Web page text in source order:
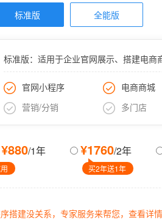
标准版 全能版
标准版：适用于企业官网展示、搭建电商
官网小程序
电商商城
营销/分销
多门店
¥880/1年 ¥1760/2年
买2年送1年
搭建没关系，专家服务来帮您，查看详